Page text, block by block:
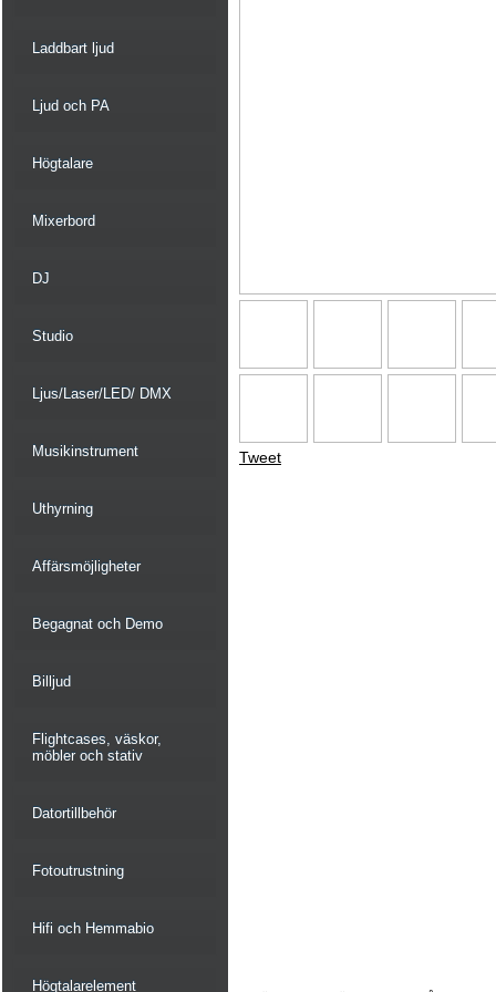
Laddbart ljud
Ljud och PA
Högtalare
Mixerbord
DJ
Studio
Ljus/Laser/LED/ DMX
Musikinstrument
Uthyrning
Affärsmöjligheter
Begagnat och Demo
Billjud
Flightcases, väskor,
möbler och stativ
Datortillbehör
Fotoutrustning
Hifi och Hemmabio
Högtalarelement
Tweet